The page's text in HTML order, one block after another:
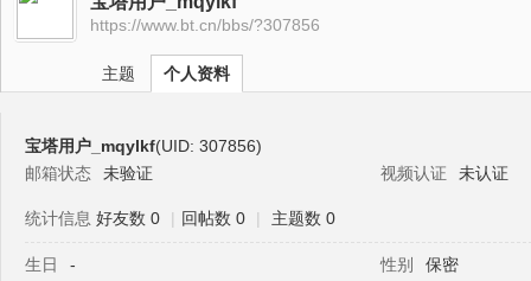
宝›
https://www.bt.cn/bbs/?307856
主题 个人资料
宝塔用户_mqylkf(UID: 307856)
邮箱状态
未验证 视频认证 未认证
统计信息 好友数 0 | 回帖数 0 | 主题数 0
生日 - 性别 保密